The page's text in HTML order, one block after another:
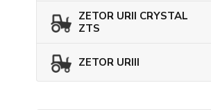
ZETOR URII CRYSTAL
ZTS
ZETOR URIII